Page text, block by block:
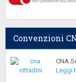
Convenzioni
CNA
Leggi